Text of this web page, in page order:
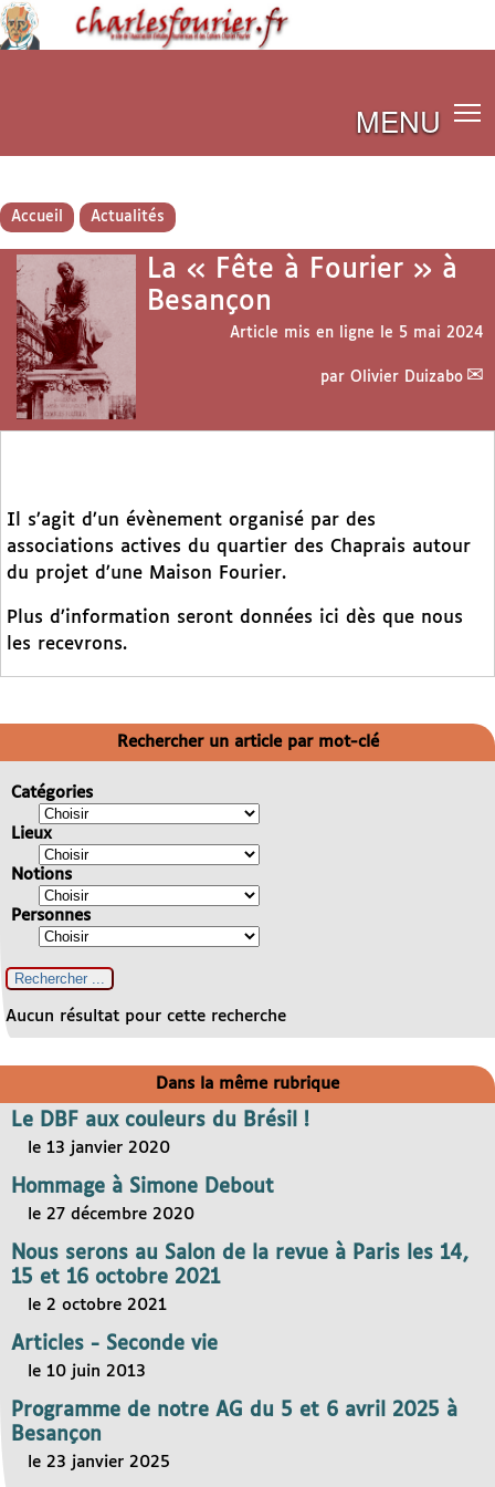
MENU
Accueil Actualités
La « Fête à Fourier » à
Besançon
Article mis en ligne le 5 mai 2024
par Olivier Duizabo
Il s’agit d’un évènement organisé par des
associations actives du quartier des Chaprais autour
du projet d’une Maison Fourier.
Plus d’information seront données ici dès que nous
les recevrons.
Rechercher un article par mot-clé
Catégories
Lieux
Notions
Personnes
Aucun résultat pour cette recherche
Dans la même rubrique
Le DBF aux couleurs du Brésil !
le 13 janvier 2020
Hommage à Simone Debout
le 27 décembre 2020
Nous serons au Salon de la revue à Paris les 14,
15 et 16 octobre 2021
le 2 octobre 2021
Articles - Seconde vie
le 10 juin 2013
Programme de notre AG du 5 et 6 avril 2025 à
Besançon
le 23 janvier 2025